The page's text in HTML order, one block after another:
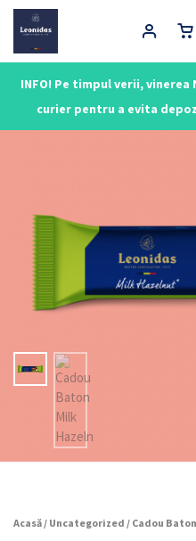
INFO! Pe timpul verii,
curier pentru a evita
Main Navigation
Acasă/ Uncategorized / Cadou